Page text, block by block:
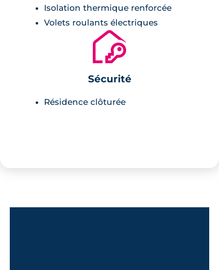
Isolation thermique renforcée
Volets roulants électriques
🔐
Sécurité
Résidence clôturée